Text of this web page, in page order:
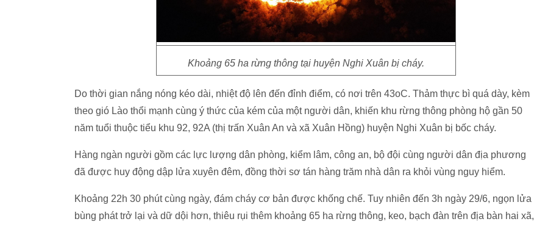
Khoảng 65 ha rừng thông tại huyện Nghi Xuân bị cháy.
Do thời gian nắng nóng kéo dài, nhiệt độ lên đến đỉnh điểm, có nơi trên 43oC. Thảm thực bì quá dày, kèm
theo gió Lào thổi mạnh cùng ý thức của kém của một người dân, khiến khu rừng thông phòng hộ gần 50
năm tuổi thuộc tiểu khu 92, 92A (thị trấn Xuân An và xã Xuân Hồng) huyện Nghi Xuân bị bốc cháy.
Hàng ngàn người gồm các lực lượng dân phòng, kiểm lâm, công an, bộ đội cùng người dân địa phương
đã được huy động dập lửa xuyên đêm, đồng thời sơ tán hàng trăm nhà dân ra khỏi vùng nguy hiểm.
Khoảng 22h 30 phút cùng ngày, đám cháy cơ bản được khống chế. Tuy nhiên đến 3h ngày 29/6, ngọn lửa
bùng phát trở lại và dữ dội hơn, thiêu rụi thêm khoảng 65 ha rừng thông, keo, bạch đàn trên địa bàn hai xã,